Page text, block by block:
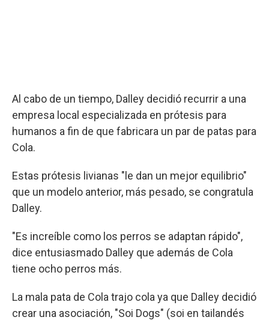
Al cabo de un tiempo, Dalley decidió recurrir a una
empresa local especializada en prótesis para
humanos a fin de que fabricara un par de patas para
Cola.
Estas prótesis livianas "le dan un mejor equilibrio"
que un modelo anterior, más pesado, se congratula
Dalley.
"Es increíble como los perros se adaptan rápido",
dice entusiasmado Dalley que además de Cola
tiene ocho perros más.
La mala pata de Cola trajo cola ya que Dalley decidió
crear una asociación, "Soi Dogs" (soi en tailandés